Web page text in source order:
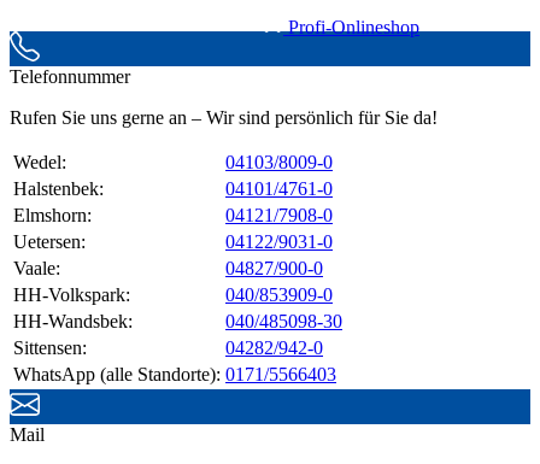
Telefonnummer
Rufen Sie uns gerne an – Wir sind persönlich für Sie da!
Wedel:
04103/8009-0
Halstenbek:
04101/4761-0
Elmshorn:
04121/7908-0
Uetersen:
04122/9031-0
Vaale:
04827/900-0
HH-Volkspark:
040/853909-0
HH-Wandsbek:
040/485098-30
Sittensen:
04282/942-0
WhatsApp (alle Standorte): 0171/5566403
Mail
Profi-Onlineshop